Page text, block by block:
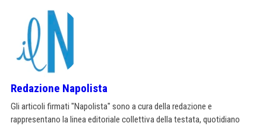
Redazione Napolista
Gli articoli firmati "Napolista" sono a cura della redazione e
rappresentano la linea editoriale collettiva della testata, quotidiano